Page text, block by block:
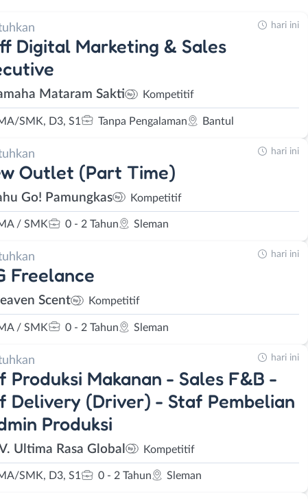
Digital Marketing & Sales
Mataram Sakti Kompetitif
SMK, D3, S1 Tanpa Pengalaman Bantul
hari ini
Outlet (Part Time)
Go! Pamungkas Kompetitif
/ SMK 0 - 2 Tahun Sleman
hari ini
Freelance
Scent Kompetitif
/ SMK 0 - 2 Tahun Sleman
hari ini
Produksi Makanan - Sales F&B -
Delivery (Driver) - Staf Pembelian
Produksi
Ultima Rasa Global Kompetitif
SMK, D3, S1 0 - 2 Tahun Sleman
hari ini